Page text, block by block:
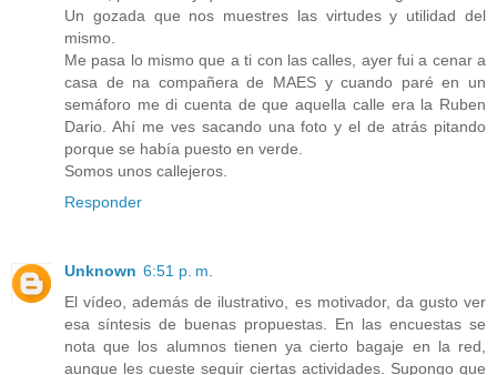
Un gozada que nos muestres las virtudes y utilidad del
mismo.
Me pasa lo mismo que a ti con las calles, ayer fui a cenar a
casa de na compañera de MAES y cuando paré en un
semáforo me di cuenta de que aquella calle era la Ruben
Dario. Ahí me ves sacando una foto y el de atrás pitando
porque se había puesto en verde.
Somos unos callejeros.
Responder
Unknown 6:51 p. m.
El vídeo, además de ilustrativo, es motivador, da gusto ver
esa síntesis de buenas propuestas. En las encuestas se
nota que los alumnos tienen ya cierto bagaje en la red,
aunque les cueste seguir ciertas actividades. Supongo que